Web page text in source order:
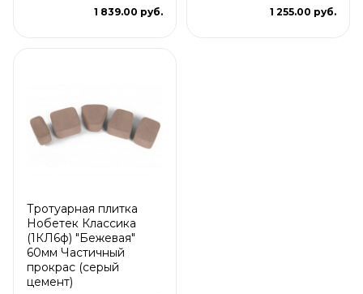
1 839.00 руб. 1 255.00 руб.
Тротуарная плитка
Нобетек Классика
(1КЛ6ф) "Бежевая"
60мм Частичный
прокрас (серый
цемент)